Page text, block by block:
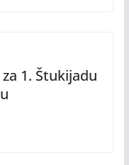
1. Štukijadu